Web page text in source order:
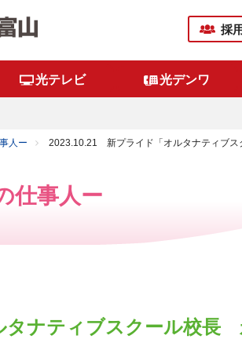
採
光テレビ 光デンワ
人ー 2023.10.21 新プライド「オルタナティブス
仕事人ー
ナティブスクール校長